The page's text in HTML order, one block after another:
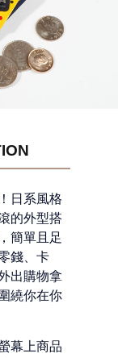
日系風格
的外型搭
簡單且足
錢、卡
出購物拿
繞你在你
幕上商品